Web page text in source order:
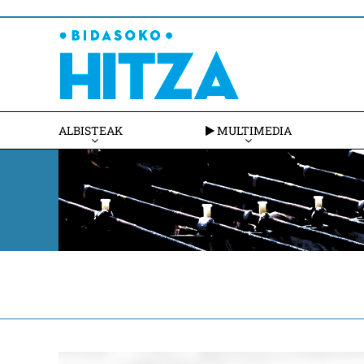
ALBISTEAK MULTIMEDIA